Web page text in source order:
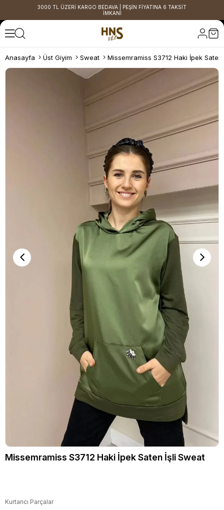
3000 TL ÜZERİ KARGO BEDAVA | PEŞİN FİYATINA 6 TAKSİT
İMKANI
Anasayfa Üst Giyim Sweat Missemramiss S3712 Haki İpek
Missemramiss S3712 Haki İpek Saten İşli Sweat
Kurtarıcı Parçalar